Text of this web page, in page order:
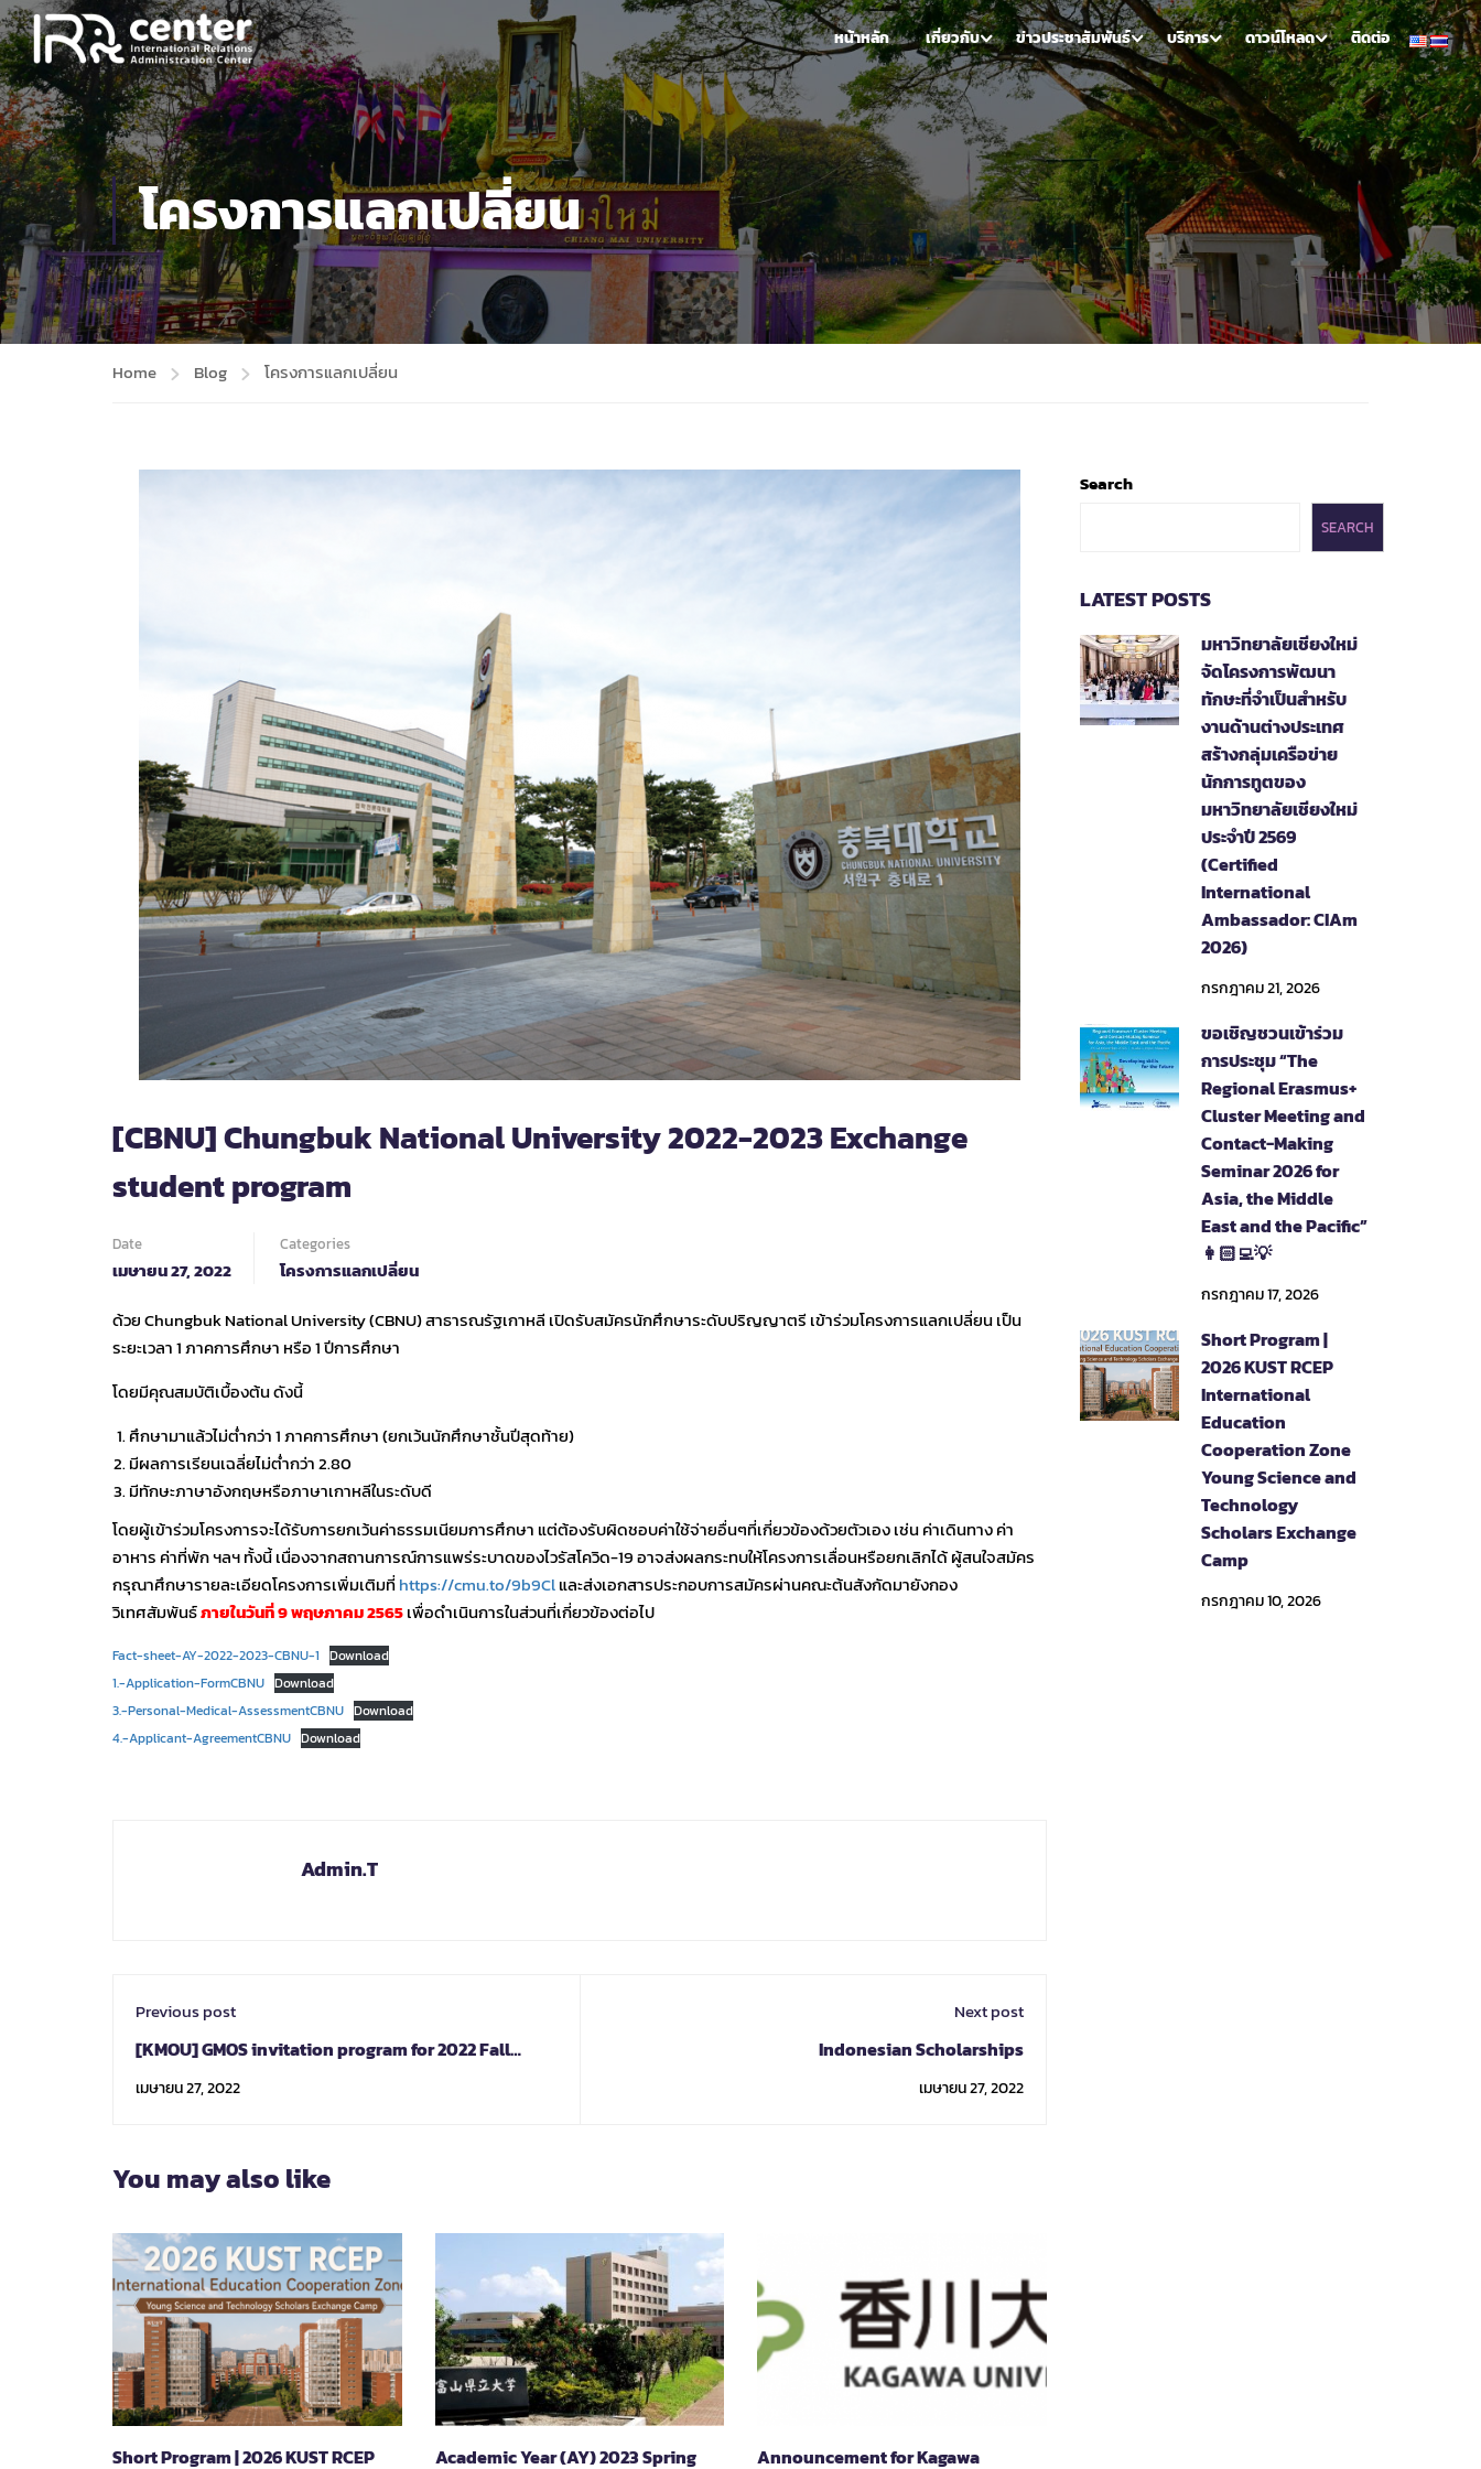
หน้าหลัก เกี่ยวกับ ข่าวประชาสัมพันธ์ บริการ ดาวน์โหลด ติดต่อ
โครงการแลกเปลี่ยน
Home Blog โครงการแลกเปลี่ยน
[CBNU] Chungbuk National University 2022-2023 Exchange
student program
Date
เมษายน 27, 2022
Categories
โครงการแลกเปลี่ยน
ด้วย Chungbuk National University (CBNU) สาธารณรัฐเกาหลี เปิดรับสมัครนักศึกษาระดับปริญญาตรี เข้าร่วมโครงการแลกเปลี่ยน เป็น
ระยะเวลา 1 ภาคการศึกษา หรือ 1 ปีการศึกษา
โดยมีคุณสมบัติเบื้องต้น ดังนี้
ศึกษามาแล้วไม่ต่ำกว่า 1 ภาคการศึกษา (ยกเว้นนักศึกษาชั้นปีสุดท้าย)
มีผลการเรียนเฉลี่ยไม่ต่ำกว่า 2.80
มีทักษะภาษาอังกฤษหรือภาษาเกาหลีในระดับดี
โดยผู้เข้าร่วมโครงการจะได้รับการยกเว้นค่าธรรมเนียมการศึกษา แต่ต้องรับผิดชอบค่าใช้จ่ายอื่นๆที่เกี่ยวข้องด้วยตัวเอง เช่น ค่าเดินทาง ค่า
อาหาร ค่าที่พัก ฯลฯ ทั้งนี้ เนื่องจากสถานการณ์การแพร่ระบาดของไวรัสโควิด-19 อาจส่งผลกระทบให้โครงการเลื่อนหรือยกเลิกได้ ผู้สนใจสมัคร
กรุณาศึกษารายละเอียดโครงการเพิ่มเติมที่https://cmu.to/9b9Clและส่งเอกสารประกอบการสมัครผ่านคณะต้นสังกัดมายังกอง
วิเทศสัมพันธ์ภายในวันที่ 9 พฤษภาคม 2565เพื่อดำเนินการในส่วนที่เกี่ยวข้องต่อไป
Fact-sheet-AY-2022-2023-CBNU-1 Download
1.-Application-FormCBNU Download
3.-Personal-Medical-AssessmentCBNU Download
4.-Applicant-AgreementCBNU Download
Admin.T
Previous post
[KMOU] GMOS invitation program for 2022 Fall
(Governmental funded)
เมษายน 27, 2022
Next post
Indonesian Scholarships
เมษายน 27, 2022
You may also like
Short Program | 2026 KUST RCEP Academic Year (AY) 2023 Spring Announcement for Kagawa
Search
SEARCH
LATEST POSTS
มหาวิทยาลัยเชียงใหม่
จัดโครงการพัฒนา
ทักษะที่จำเป็นสำหรับ
งานด้านต่างประเทศ
สร้างกลุ่มเครือข่าย
นักการทูตของ
มหาวิทยาลัยเชียงใหม่
ประจำปี 2569
(Certified
International
Ambassador: CIAm
2026)
กรกฎาคม 21, 2026
ขอเชิญชวนเข้าร่วม
การประชุม “The
Regional Erasmus+
Cluster Meeting and
Contact-Making
Seminar 2026 for
Asia, the Middle
East and the Pacific”
👩🏻‍💻💡
กรกฎาคม 17, 2026
Short Program |
2026 KUST RCEP
International
Education
Cooperation Zone
Young Science and
Technology
Scholars Exchange
Camp
กรกฎาคม 10, 2026